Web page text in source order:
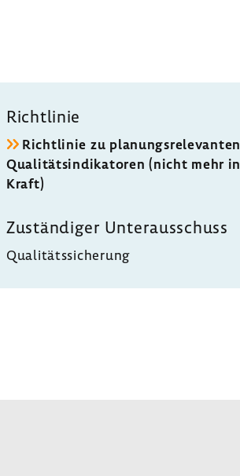
Richt­linie
Richt­linie zu planungs­re­le­vanten
Quali­täts­in­di­ka­toren (nicht mehr in
Kraft)
Zustän­diger Unter­aus­schuss
Quali­täts­si­che­rung